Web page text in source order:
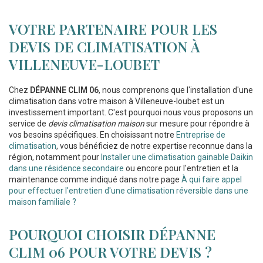
VOTRE PARTENAIRE POUR LES
DEVIS DE CLIMATISATION À
VILLENEUVE-LOUBET
Chez DÉPANNE CLIM 06, nous comprenons que l'installation d'une
climatisation dans votre maison à Villeneuve-loubet est un
investissement important. C'est pourquoi nous vous proposons un
service de devis climatisation maisonsur mesure pour répondre à
vos besoins spécifiques. En choisissant notre Entreprise de
climatisation, vous bénéficiez de notre expertise reconnue dans la
région, notamment pourInstaller une climatisation gainable Daikin
dans une résidence secondaire ou encore pour l'entretien et la
maintenance comme indiqué dans notre page À qui faire appel
pour effectuer l'entretien d'une climatisation réversible dans une
maison familiale ?
POURQUOI CHOISIR DÉPANNE
CLIM 06 POUR VOTRE DEVIS ?